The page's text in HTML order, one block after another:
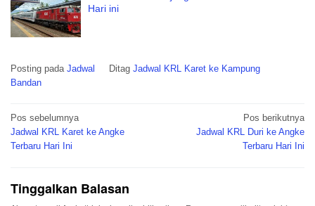
Hari ini
Posting pada Jadwal Ditag Jadwal KRL Karet ke Kampung
Bandan
Navigasi
pos
Pos sebelumnya
Jadwal KRL Karet ke Angke
Terbaru Hari Ini
Pos berikutnya
Jadwal KRL Duri ke Angke
Terbaru Hari Ini
Tinggalkan Balasan